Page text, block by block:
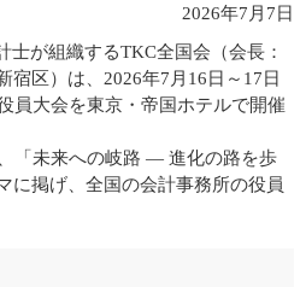
2026年7月7日
士が組織するTKC全国会（会長：
宿区）は、2026年7月16日～17日
員大会を東京・帝国ホテルで開催
「未来への岐路 ― 進化の路を歩
に掲げ、全国の会計事務所の役員